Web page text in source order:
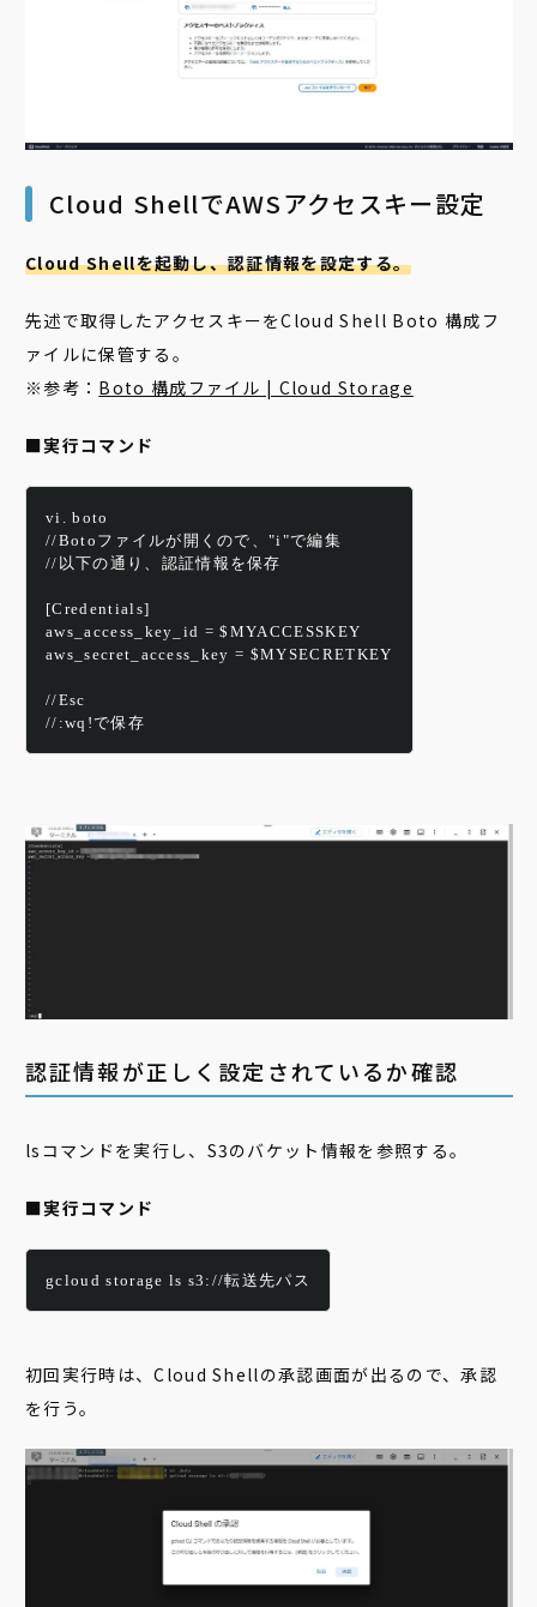
Cloud ShellでAWSアクセスキー設定
Cloud Shellを起動し、認証情報を設定する。
先述で取得したアクセスキーをCloud Shell Boto 構成フ
ァイルに保管する。
※参考： Boto 構成ファイル | Cloud Storage
■実行コマンド
vi. boto
//Botoファイルが開くので、"i"で編集
//以下の通り、認証情報を保存
[Credentials]
aws_access_key_id = $MYACCESSKEY
aws_secret_access_key = $MYSECRETKEY
//Esc
//:wq!で保存
認証情報が正しく設定されているか確認
lsコマンドを実行し、S3のバケット情報を参照する。
■実行コマンド
gcloud storage ls s3://転送先パス
初回実行時は、Cloud Shellの承認画面が出るので、承認
を行う。